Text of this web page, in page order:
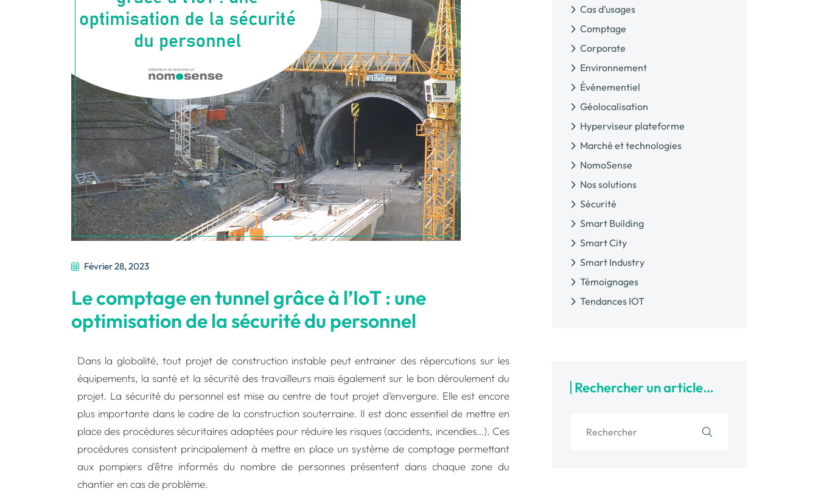
Février 28, 2023
Le comptage en tunnel grâce à l’IoT : une
optimisation de la sécurité du personnel
Dans la globalité, tout projet de construction instable peut entrainer des répercutions sur les
équipements, la santé et la sécurité des travailleurs mais également sur le bon déroulement du
projet. La sécurité du personnel est mise au centre de tout projet d’envergure. Elle est encore
plus importante dans le cadre de la construction souterraine. Il est donc essentiel de mettre en
place des procédures sécuritaires adaptées pour réduire les risques (accidents, incendies…). Ces
procédures consistent principalement à mettre en place un système de comptage permettant
aux pompiers d’être informés du nombre de personnes présentent dans chaque zone du
chantier en cas de problème.
Cas d’usages
Comptage
Corporate
Environnement
Événementiel
Géolocalisation
Hyperviseur plateforme
Marché et technologies
NomoSense
Nos solutions
Sécurité
Smart Building
Smart City
Smart Industry
Témoignages
Tendances IOT
Rechercher un article…